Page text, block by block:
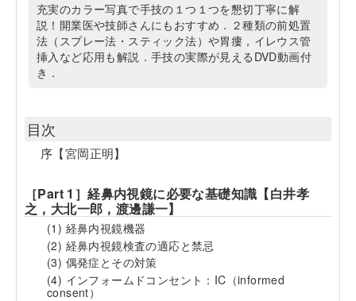
充実のカラー写真で手技の１つ１つを懇切丁寧に解
説！開業医や技師さんにもおすすめ．２種類の前処置
法（スプレー法・スティック法）や胃瘻，イレウス管
挿入など応用も解説．手技の実際が見えるDVD動画付
き．
目次
序【宮岡正明】
［Part 1］経鼻内視鏡に必要な基礎知識【白井孝
之，大北一郎，渡邊謙一】
(1) 経鼻内視鏡機器
(2) 経鼻内視鏡検査の適応と禁忌
(3) 偶発症とその対策
(4) インフォームドコンセント：IC（informed
consent）